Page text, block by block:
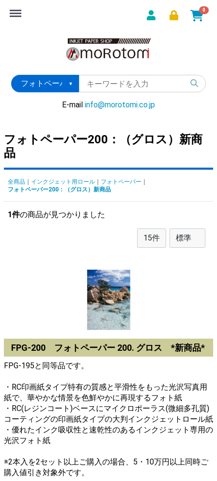
0
E-mail info@morotomi.co.jp
Menu
フォトペーパー200：（グロス）新商
品
全商品 インクジェット用ロール
フォトペーパー
フォトペーパー200：（グロス）新商品
1件の商品が見つかりました
FPG-200 フォトペーパー 200. グロス *新商品*
FPG-195と同等品です。
・RC印画紙タイプ特有の質感と平滑性をもった光沢写真用
紙で、華やかな情景を色鮮やかに再現するフォト紙
・RC(レジンコート)ベースにマイクロポーラス(微細多孔質)
コーティングの印画紙タイプの大判インクジェットロール紙
・優れたインク吸収性と速乾性のあるインクジェット専用の
光沢フォト紙
※2本入を2セット以上ご購入の場合、5・10万円以上同時ご
購入値引き対象外です。